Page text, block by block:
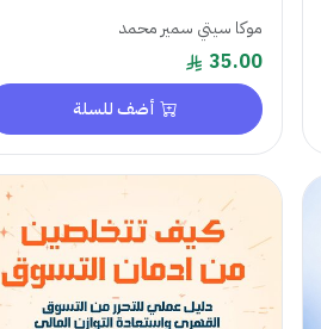
موكا سيتي سمير محمد
35.00
أضف للسلة